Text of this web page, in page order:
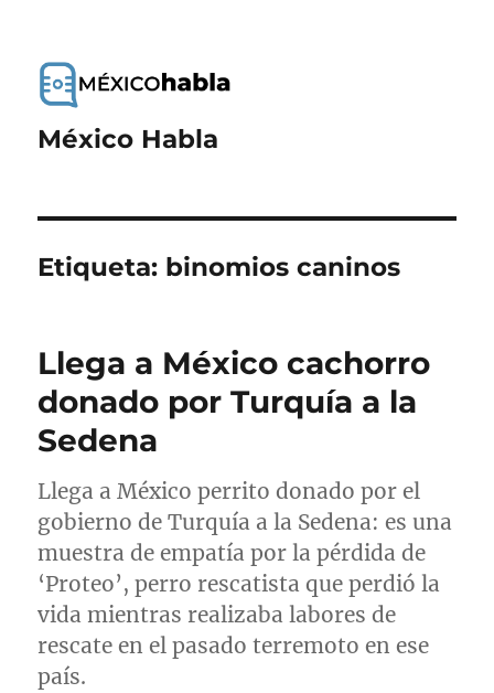
México Habla
Etiqueta: binomios caninos
Llega a México cachorro
donado por Turquía a la
Sedena
Llega a México perrito donado por el
gobierno de Turquía a la Sedena: es una
muestra de empatía por la pérdida de
‘Proteo’, perro rescatista que perdió la
vida mientras realizaba labores de
rescate en el pasado terremoto en ese
país.